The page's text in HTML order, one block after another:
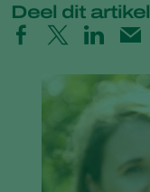
Deel dit artikel